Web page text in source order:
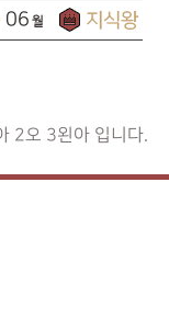
2오 3왼아 입니다.
06